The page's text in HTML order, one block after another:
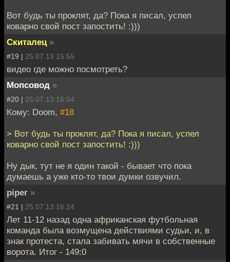
Вот будь ты проклят, да? Пока я писал, успел
коварно свой пост запостить! :)))
Скиталец »
#19 | 25.07.13 15:55
видео где можно посмотреть?
Мопсовод »
#20 | 25.07.13 16:04
Кому: Doom, #18
> Вот будь ты проклят, да? Пока я писал, успел
коварно свой пост запостить! :)))
Ну дык, тут не я один такой - бывает что пока
думаешь а уже кто-то твои думки озвучил.
piper »
#21 | 25.07.13 16:24
Лет 11-12 назад одна африканская футбольная
команда была возмущена действиями судьи, и, в
знак протеста, стала забивать мячи в собственные
ворота. Итог - 149:0